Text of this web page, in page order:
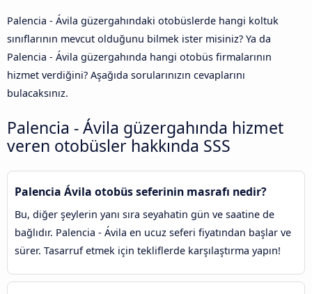
Palencia - Ávila‎ güzergahındaki otobüslerde hangi koltuk
sınıflarının mevcut olduğunu bilmek ister misiniz? Ya da
Palencia - Ávila‎ güzergahında hangi otobüs firmalarının
hizmet verdiğini? Aşağıda sorularınızın cevaplarını
bulacaksınız.
Palencia - Ávila‎ güzergahında hizmet
veren otobüsler hakkında SSS
Palencia Ávila‎ otobüs seferinin masrafı nedir?
Bu, diğer şeylerin yanı sıra seyahatin gün ve saatine de
bağlıdır. Palencia - Ávila‎ en ucuz seferi fiyatından başlar ve
sürer. Tasarruf etmek için tekliflerde karşılaştırma yapın!